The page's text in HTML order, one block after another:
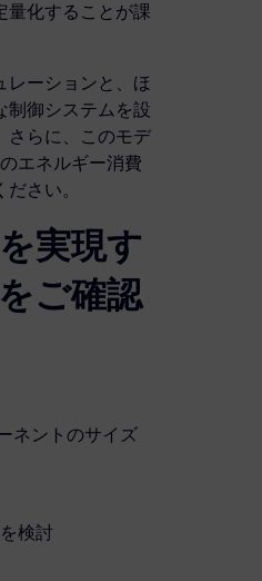
量化することが課
レーションと、ほ
制御システムを設
さらに、このモデ
エネルギー消費
さい。
実現す
ご確認
ネントのサイズ
検討